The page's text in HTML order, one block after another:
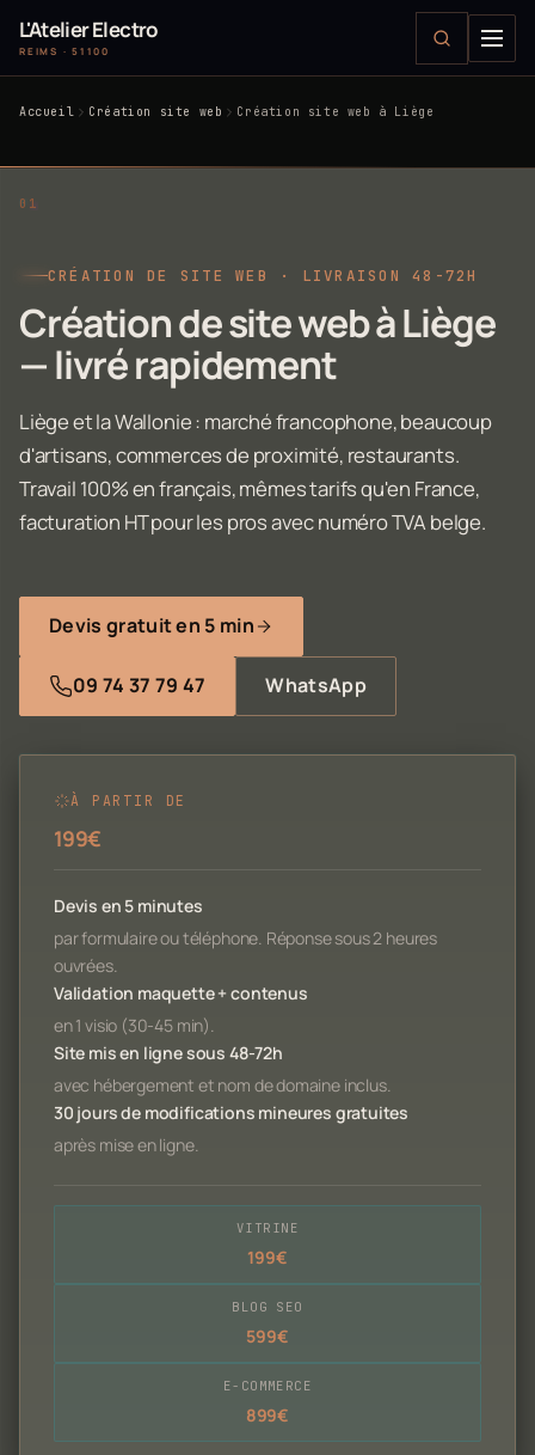
L'Atelier Electro
REIMS · 51100
Accueil Création site web Création site web à Liège
CRÉATION DE SITE WEB · LIVRAISON 48-72H
Création de site web à Liège
— livré rapidement
Liège et la Wallonie : marché francophone, beaucoup
d'artisans, commerces de proximité, restaurants.
Travail 100% en français, mêmes tarifs qu'en France,
facturation HT pour les pros avec numéro TVA belge.
Devis gratuit en 5 min
09 74 37 79 47 WhatsApp
À PARTIR DE
199€
Devis en 5 minutes
par formulaire ou téléphone. Réponse sous 2 heures
ouvrées.
Validation maquette + contenus
en 1 visio (30-45 min).
Site mis en ligne sous 48-72h
avec hébergement et nom de domaine inclus.
30 jours de modifications mineures gratuites
après mise en ligne.
VITRINE
199€
BLOG SEO
599€
E-COMMERCE
899€